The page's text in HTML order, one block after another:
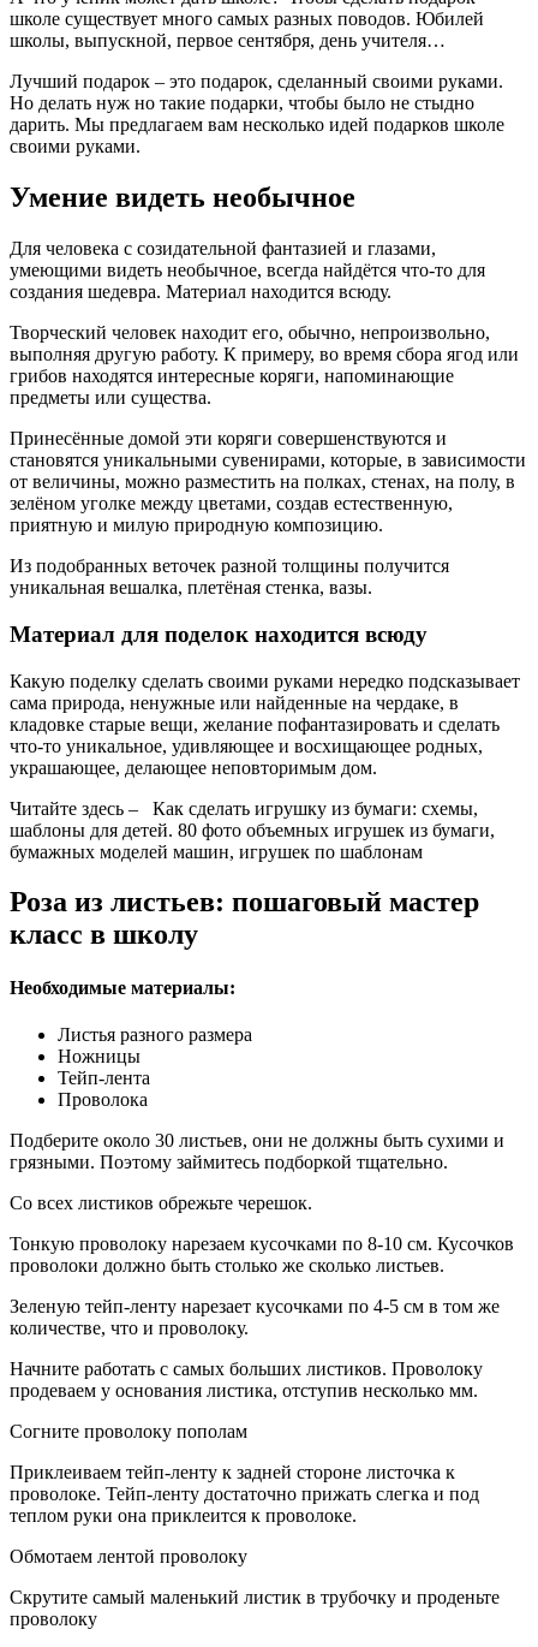
школе существует много самых разных поводов. Юбилей
школы, выпускной, первое сентября, день учителя…
Лучший подарок – это подарок, сделанный своими руками.
Но делать нуж но такие подарки, чтобы было не стыдно
дарить. Мы предлагаем вам несколько идей подарков школе
своими руками.
Умение видеть необычное
Для человека с созидательной фантазией и глазами,
умеющими видеть необычное, всегда найдётся что-то для
создания шедевра. Материал находится всюду.
Творческий человек находит его, обычно, непроизвольно,
выполняя другую работу. К примеру, во время сбора ягод или
грибов находятся интересные коряги, напоминающие
предметы или существа.
Принесённые домой эти коряги совершенствуются и
становятся уникальными сувенирами, которые, в зависимости
от величины, можно разместить на полках, стенах, на полу, в
зелёном уголке между цветами, создав естественную,
приятную и милую природную композицию.
Из подобранных веточек разной толщины получится
уникальная вешалка, плетёная стенка, вазы.
Материал для поделок находится всюду
Какую поделку сделать своими руками нередко подсказывает
сама природа, ненужные или найденные на чердаке, в
кладовке старые вещи, желание пофантазировать и сделать
что-то уникальное, удивляющее и восхищающее родных,
украшающее, делающее неповторимым дом.
Читайте здесь – Как сделать игрушку из бумаги: схемы,
шаблоны для детей. 80 фото объемных игрушек из бумаги,
бумажных моделей машин, игрушек по шаблонам
Роза из листьев: пошаговый мастер
класс в школу
Необходимые материалы:
Листья разного размера
Ножницы
Тейп-лента
Проволока
Подберите около 30 листьев, они не должны быть сухими и
грязными. Поэтому займитесь подборкой тщательно.
Со всех листиков обрежьте черешок.
Тонкую проволоку нарезаем кусочками по 8-10 см. Кусочков
проволоки должно быть столько же сколько листьев.
Зеленую тейп-ленту нарезает кусочками по 4-5 см в том же
количестве, что и проволоку.
Начните работать с самых больших листиков. Проволоку
продеваем у основания листика, отступив несколько мм.
Согните проволоку пополам
Приклеиваем тейп-ленту к задней стороне листочка к
проволоке. Тейп-ленту достаточно прижать слегка и под
теплом руки она приклеится к проволоке.
Обмотаем лентой проволоку
Скрутите самый маленький листик в трубочку и проденьте
проволоку